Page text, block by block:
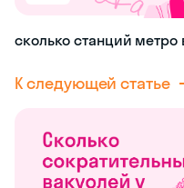
сколько станций метро
К следующей статье